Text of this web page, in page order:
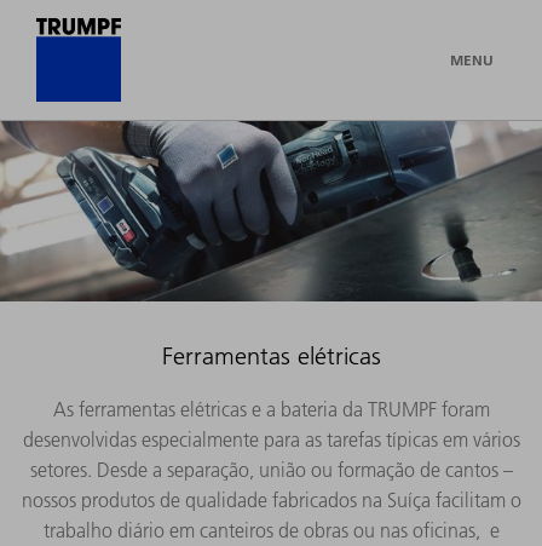
MENU
Ferramentas elétricas
As ferramentas elétricas e a bateria da TRUMPF foram
desenvolvidas especialmente para as tarefas típicas em vários
setores. Desde a separação, união ou formação de cantos –
nossos produtos de qualidade fabricados na Suíça facilitam o
trabalho diário em canteiros de obras ou nas oficinas, e